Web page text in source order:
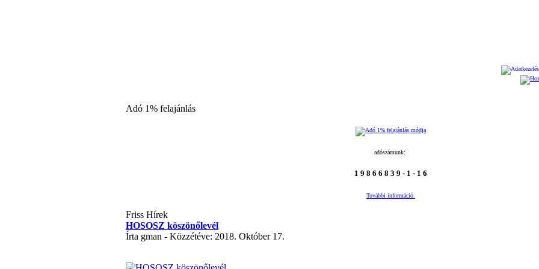
Adó 1% felajánlás
adószámunk:
1 9 8 6 6 8 3 9 - 1 - 1 6
További információ.
Friss Hírek
HOSOSZ köszönőlevél
Írta gman - Közzétéve: 2018. Október 17.